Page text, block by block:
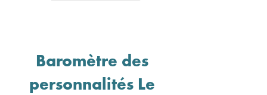
Baromètre des
personnalités Le